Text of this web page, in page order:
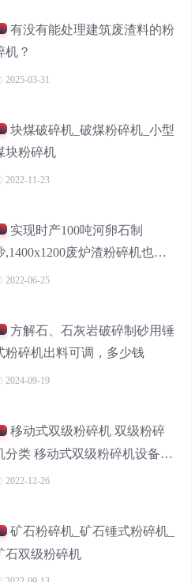
有没有能处理建筑废渣料的粉
机？
2025-03-31
块煤破碎机_破煤粉碎机_小型
块粉碎机
2022-11-23
实现时产100吨河卵石制
,1400x1200废炉渣粉碎机也可
,价格是多少?
2022-06-25
方解石、石灰岩破碎制砂用锤
粉碎机出料可调，多少钱
2024-09-19
移动式双级粉碎机 双级粉碎
动式双级粉碎机设备特
2022-12-26
矿石粉碎机_矿石锤式粉碎机_
石双级粉碎机